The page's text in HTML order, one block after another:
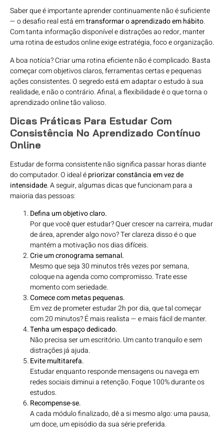
Saber que é importante aprender continuamente não é suficiente
— o desafio real está emtransformar o aprendizado em hábito.
Com tanta informação disponível e distrações ao redor, manter
uma rotina de estudos online exige estratégia, foco e organização.
A boa notícia? Criar uma rotina eficiente não é complicado. Basta
começar com objetivos claros, ferramentas certas e pequenas
ações consistentes. O segredo está em adaptar o estudo à sua
realidade, e não o contrário. Afinal, a flexibilidade é o que torna o
aprendizado online tão valioso.
Dicas Práticas Para Estudar Com
Consistência No Aprendizado Contínuo
Online
Estudar de forma consistente não significa passar horas diante
do computador. O ideal épriorizar constância em vez de
intensidade. A seguir, algumas dicas que funcionam para a
maioria das pessoas:
Defina um objetivo claro.
Por que você quer estudar? Quer crescer na carreira, mudar
de área, aprender algo novo? Ter clareza disso é o que
mantém a motivação nos dias difíceis.
Crie um cronograma semanal.
Mesmo que seja 30 minutos três vezes por semana,
coloque na agenda como compromisso. Trate esse
momento com seriedade.
Comece com metas pequenas.
Em vez de prometer estudar 2h por dia, que tal começar
com 20 minutos? É mais realista — e mais fácil de manter.
Tenha um espaço dedicado.
Não precisa ser um escritório. Um canto tranquilo e sem
distrações já ajuda.
Evite multitarefa.
Estudar enquanto responde mensagens ou navega em
redes sociais diminui a retenção. Foque 100% durante os
estudos.
Recompense-se.
A cada módulo finalizado, dê a si mesmo algo: uma pausa,
um doce, um episódio da sua série preferida.